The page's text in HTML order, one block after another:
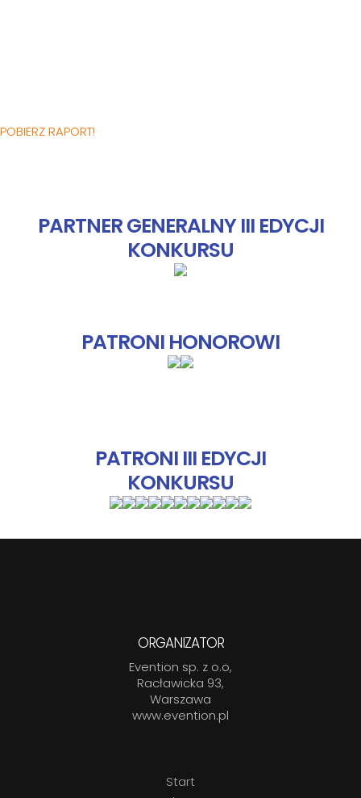
POBIERZ RAPORT!
PARTNER GENERALNY III EDYCJI
KONKURSU
PATRONI HONOROWI
PATRONI III EDYCJI
KONKURSU
ORGANIZATOR
Evention sp. z o.o,
Racławicka 93,
Warszawa
www.evention.pl
Start